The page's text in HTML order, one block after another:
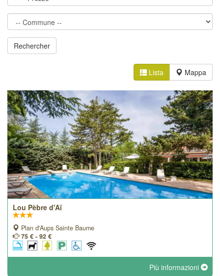
Lista Mappa
Lou Pèbre d'Aï
Plan d'Aups Sainte Baume
75 € - 92 €
Più informazioni